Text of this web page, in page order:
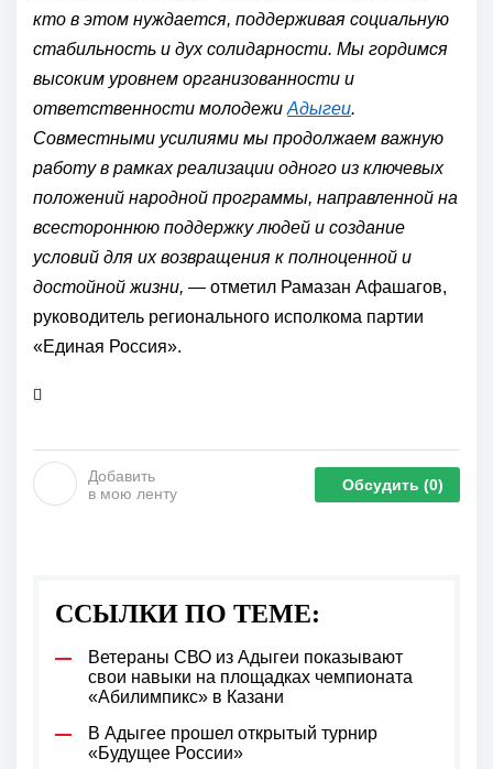
кто в этом нуждается, поддерживая социальную
стабильность и дух солидарности. Мы гордимся
высоким уровнем организованности и
ответственности молодежи Адыгеи.
Совместными усилиями мы продолжаем важную
работу в рамках реализации одного из ключевых
положений народной программы, направленной на
всестороннюю поддержку людей и создание
условий для их возвращения к полноценной и
достойной жизни, — отметил Рамазан Афашагов,
руководитель регионального исполкома партии
«Единая Россия».
Добавить
в мою ленту
Обсудить (0)
ССЫЛКИ ПО ТЕМЕ:
Ветераны СВО из Адыгеи показывают
свои навыки на площадках чемпионата
«Абилимпикс» в Казани
В Адыгее прошел открытый турнир
«Будущее России»